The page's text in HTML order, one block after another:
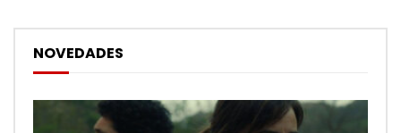
NOVEDADES